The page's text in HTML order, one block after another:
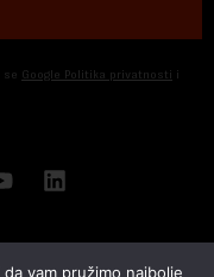
se Google Politika privatnosti i
vam pružimo najbolje